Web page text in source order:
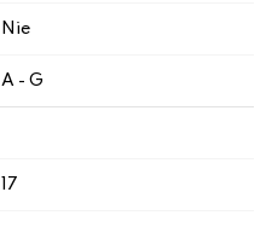
Nie
A - G
17